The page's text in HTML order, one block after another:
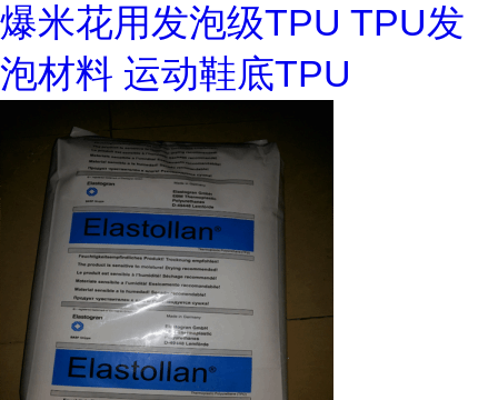
爆米花用发泡级TPU TPU发
泡材料 运动鞋底TPU